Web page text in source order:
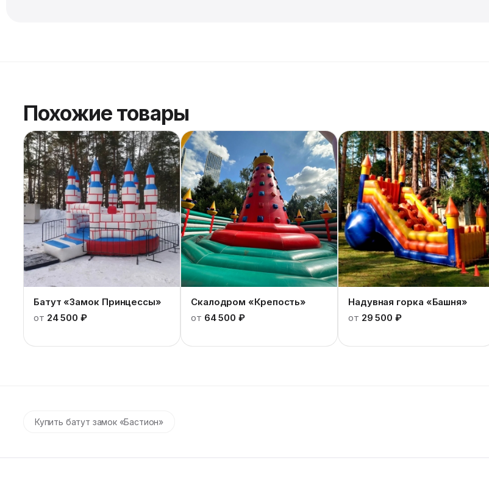
Похожие товары
Батут «Замок Принцессы»
от 24 500 ₽
Скалодром «Крепость»
от 64 500 ₽
Надувная горка «Башня»
от 29 500 ₽
Купить батут замок «Бастион»